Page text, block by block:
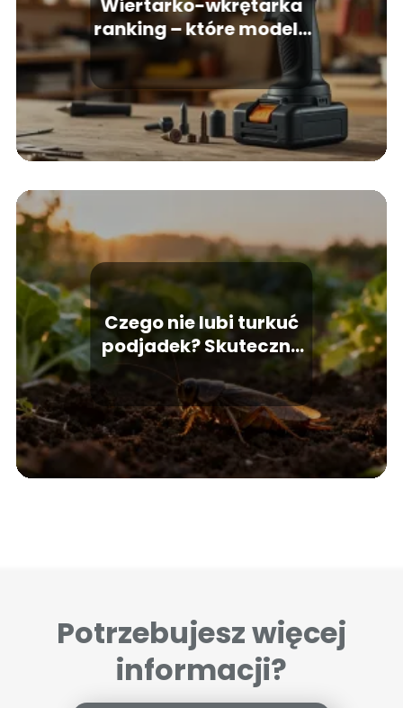
Wiertarko-wkrętarka
ranking – które modele
są najlepsze?
Czego nie lubi turkuć
podjadek? Skuteczne
Potrzebujesz więcej
informacji?